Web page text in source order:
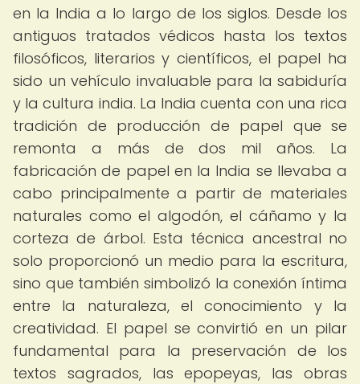
en la India a lo largo de los siglos. Desde los
antiguos tratados védicos hasta los textos
filosóficos, literarios y científicos, el papel ha
sido un vehículo invaluable para la sabiduría
y la cultura india. La India cuenta con una rica
tradición de producción de papel que se
remonta a más de dos mil años. La
fabricación de papel en la India se llevaba a
cabo principalmente a partir de materiales
naturales como el algodón, el cáñamo y la
corteza de árbol. Esta técnica ancestral no
solo proporcionó un medio para la escritura,
sino que también simbolizó la conexión íntima
entre la naturaleza, el conocimiento y la
creatividad. El papel se convirtió en un pilar
fundamental para la preservación de los
textos sagrados, las epopeyas, las obras